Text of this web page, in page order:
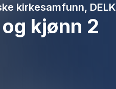
kirkesamfunn, DELK
kjønn 2